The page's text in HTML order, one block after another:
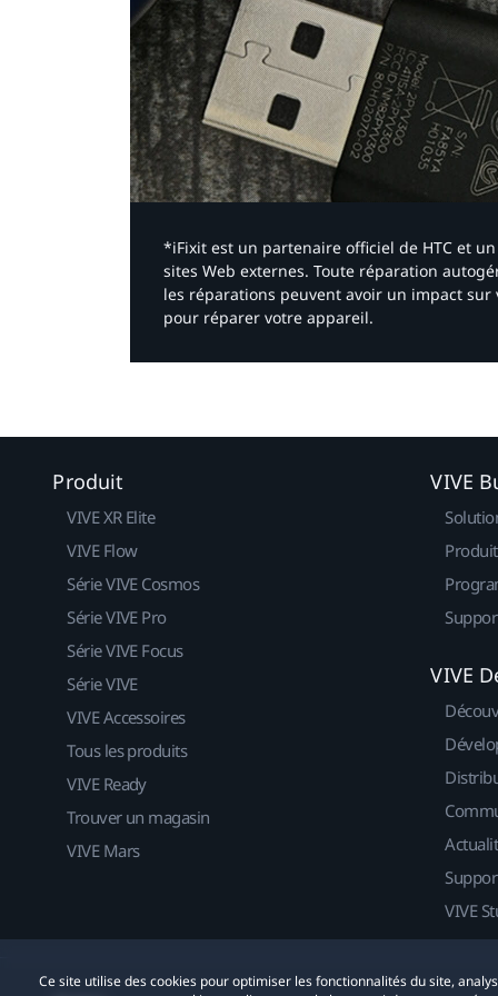
*iFixit est un partenaire officiel de HTC et
sites Web externes. Toute réparation
les réparations peuvent avoir un impact
pour réparer votre appareil.​
Ce site utilise des cookies pour optimiser les fonctionnalités du site,
Produit
VIVE XR Elite
VIVE Flow
Série VIVE Cosmos
Série VIVE Pro
Série VIVE Focus
Série VIVE
VIVE Accessoires
Tous les produits
VIVE Ready
Trouver un magasin
VIVE Mars
VIVE
VIVE
VIVE